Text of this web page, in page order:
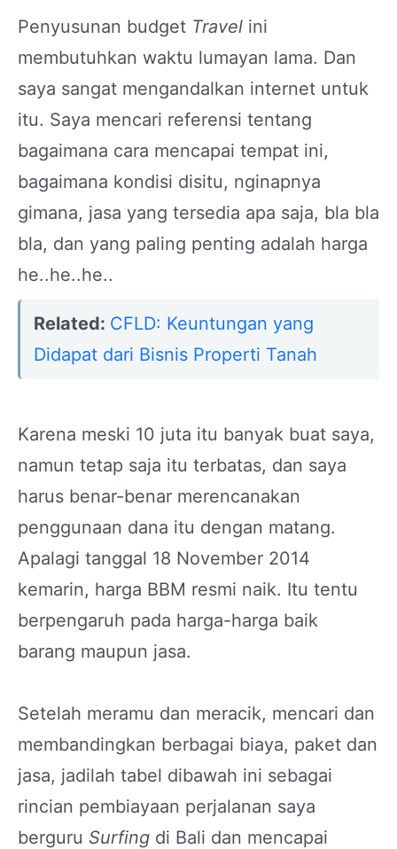
Penyusunan budget Travel ini
membutuhkan waktu lumayan lama. Dan
saya sangat mengandalkan internet untuk
itu. Saya mencari referensi tentang
bagaimana cara mencapai tempat ini,
bagaimana kondisi disitu, nginapnya
gimana, jasa yang tersedia apa saja, bla bla
bla, dan yang paling penting adalah harga
he..he..he..
Related: CFLD: Keuntungan yang
Didapat dari Bisnis Properti Tanah
Karena meski 10 juta itu banyak buat saya,
namun tetap saja itu terbatas, dan saya
harus benar-benar merencanakan
penggunaan dana itu dengan matang.
Apalagi tanggal 18 November 2014
kemarin, harga BBM resmi naik. Itu tentu
berpengaruh pada harga-harga baik
barang maupun jasa.
Setelah meramu dan meracik, mencari dan
membandingkan berbagai biaya, paket dan
jasa, jadilah tabel dibawah ini sebagai
rincian pembiayaan perjalanan saya
berguru Surfing di Bali dan mencapai